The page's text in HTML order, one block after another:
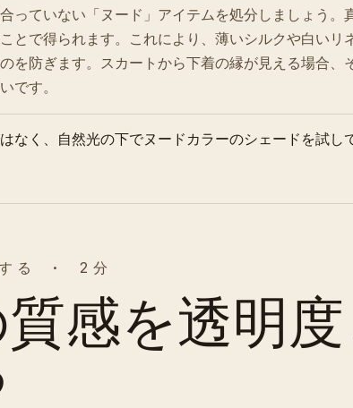
っていない「ヌード」アイテムを処分しましょう。
とで得られます。これにより、薄いシルクや白いリ
を防ぎます。スカートから下着の縁が見える場合、
です。
なく、自然光の下でヌードカラーのシェードを試し
する · 2分
感を透明